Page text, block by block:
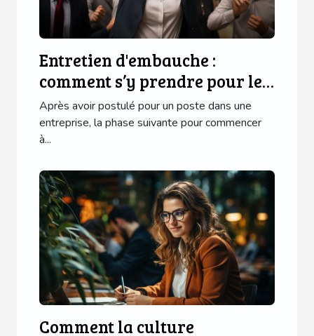
Entretien d'embauche :
comment s’y prendre pour le
réussir brillamment ?
Après avoir postulé pour un poste dans une
entreprise, la phase suivante pour commencer
à...
Comment la culture